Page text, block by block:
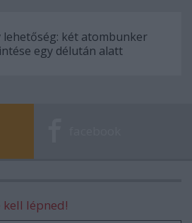
lehetőség: két atombunker
egy délután alatt
kell lépned!